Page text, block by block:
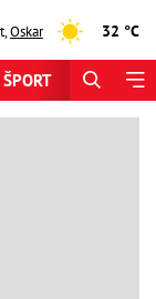
,Oskar 32 °C
ŠPORT